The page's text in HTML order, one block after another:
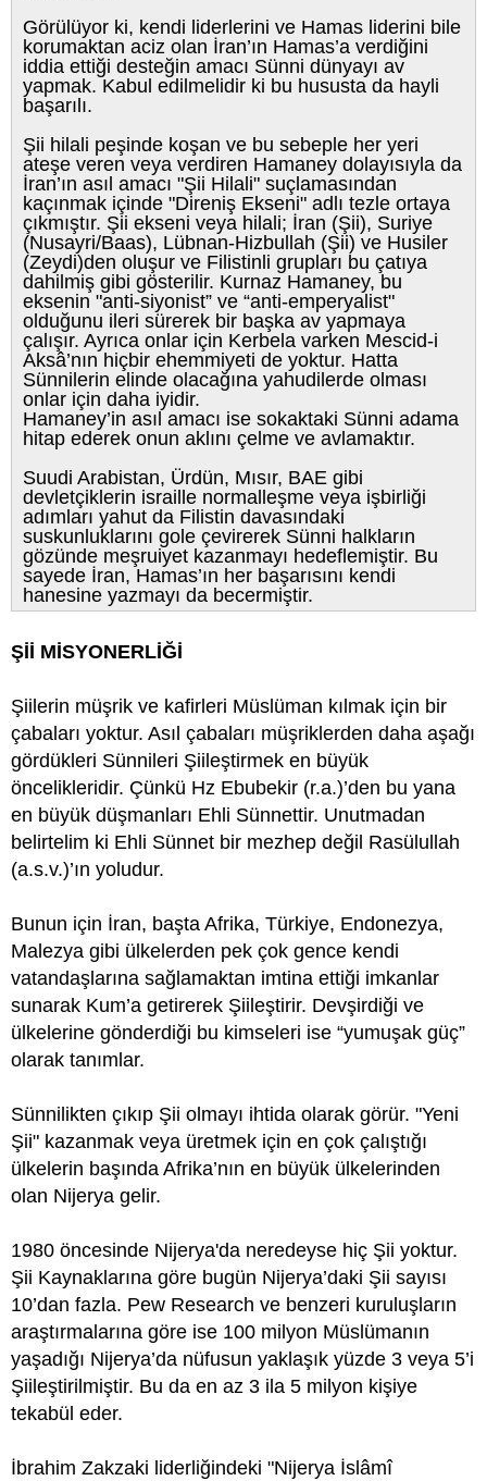
Görülüyor ki, kendi liderlerini ve Hamas liderini bile
korumaktan aciz olan İran’ın Hamas’a verdiğini
iddia ettiği desteğin amacı Sünni dünyayı av
yapmak. Kabul edilmelidir ki bu hususta da hayli
başarılı.
Şii hilali peşinde koşan ve bu sebeple her yeri
ateşe veren veya verdiren Hamaney dolayısıyla da
İran’ın asıl amacı "Şii Hilali" suçlamasından
kaçınmak içinde "Direniş Ekseni" adlı tezle ortaya
çıkmıştır. Şii ekseni veya hilali; İran (Şii), Suriye
(Nusayri/Baas), Lübnan-Hizbullah (Şii) ve Husiler
(Zeydi)den oluşur ve Filistinli grupları bu çatıya
dahilmiş gibi gösterilir. Kurnaz Hamaney, bu
eksenin "anti-siyonist” ve “anti-emperyalist"
olduğunu ileri sürerek bir başka av yapmaya
çalışır. Ayrıca onlar için Kerbela varken Mescid-i
Aksâ’nın hiçbir ehemmiyeti de yoktur. Hatta
Sünnilerin elinde olacağına yahudilerde olması
onlar için daha iyidir.
Hamaney’in asıl amacı ise sokaktaki Sünni adama
hitap ederek onun aklını çelme ve avlamaktır.
Suudi Arabistan, Ürdün, Mısır, BAE gibi
devletçiklerin israille normalleşme veya işbirliği
adımları yahut da Filistin davasındaki
suskunluklarını gole çevirerek Sünni halkların
gözünde meşruiyet kazanmayı hedeflemiştir. Bu
sayede İran, Hamas’ın her başarısını kendi
hanesine yazmayı da becermiştir.
Şİİ MİSYONERLİĞİ
Şiilerin müşrik ve kafirleri Müslüman kılmak için bir
çabaları yoktur. Asıl çabaları müşriklerden daha aşağı
gördükleri Sünnileri Şiileştirmek en büyük
öncelikleridir. Çünkü Hz Ebubekir (r.a.)’den bu yana
en büyük düşmanları Ehli Sünnettir. Unutmadan
belirtelim ki Ehli Sünnet bir mezhep değil Rasülullah
(a.s.v.)’ın yoludur.
Bunun için İran, başta Afrika, Türkiye, Endonezya,
Malezya gibi ülkelerden pek çok gence kendi
vatandaşlarına sağlamaktan imtina ettiği imkanlar
sunarak Kum’a getirerek Şiileştirir. Devşirdiği ve
ülkelerine gönderdiği bu kimseleri ise “yumuşak güç”
olarak tanımlar.
Sünnilikten çıkıp Şii olmayı ihtida olarak görür. "Yeni
Şii" kazanmak veya üretmek için en çok çalıştığı
ülkelerin başında Afrika’nın en büyük ülkelerinden
olan Nijerya gelir.
1980 öncesinde Nijerya'da neredeyse hiç Şii yoktur.
Şii Kaynaklarına göre bugün Nijerya’daki Şii sayısı
10’dan fazla. Pew Research ve benzeri kuruluşların
araştırmalarına göre ise 100 milyon Müslümanın
yaşadığı Nijerya’da nüfusun yaklaşık yüzde 3 veya 5’i
Şiileştirilmiştir. Bu da en az 3 ila 5 milyon kişiye
tekabül eder.
İbrahim Zakzaki liderliğindeki "Nijerya İslâmî